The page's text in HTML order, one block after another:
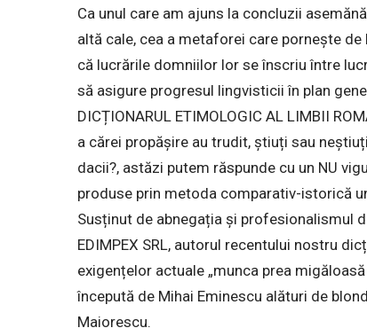
Ca unul care am ajuns la concluzii
altă cale, cea a metaforei care pornește
că lucrările domniilor lor se înscriu între
să asigure progresul lingvisticii în plan
DICȚIONARUL ETIMOLOGIC AL LIMBII
a cărei propășire au trudit, știuți sau
dacii?, astăzi putem răspunde cu un NU
produse prin metoda comparativ-istorică
Susținut de abnegația și profesionalismul
EDIMPEX SRL, autorul recentului nostru
exigențelor actuale „munca prea
începută de Mihai Eminescu alături de
Maiorescu.